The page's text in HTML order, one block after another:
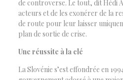
de controverse. Le tout, dit Hédi
acteurs et de les exonérer de la
de route pour leur laisser
plan de sortie de crise.
Une réussite à la clé
La Slovénie s’est effondrée en